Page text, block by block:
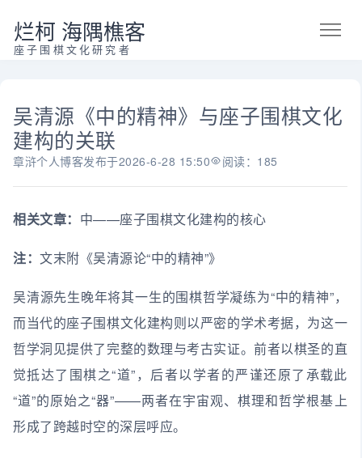
烂柯 海隅樵客
座子围棋文化研究者
吴清源《中的精神》与座子围棋文化
建构的关联
章浒个人博客发布于2026-6-28 15:50 阅读：185
相关文章： 中——座子围棋文化建构的核心
注： 文末附《吴清源论“中的精神”》
吴清源先生晚年将其一生的围棋哲学凝练为“中的精神”，
而当代的座子围棋文化建构则以严密的学术考据，为这一
哲学洞见提供了完整的数理与考古实证。前者以棋圣的直
觉抵达了围棋之“道”，后者以学者的严谨还原了承载此
“道”的原始之“器”——两者在宇宙观、棋理和哲学根基上
形成了跨越时空的深层呼应。